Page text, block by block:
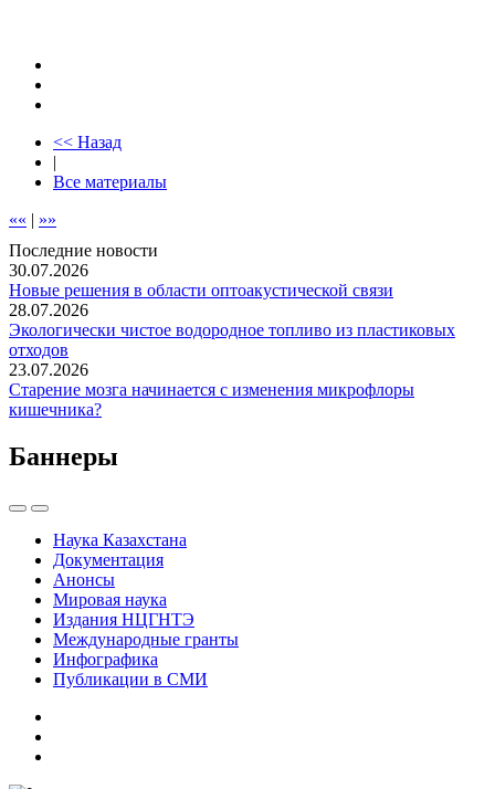
<< Назад
|
Все материалы
«« | »»
Последние новости
30.07.2026
Новые решения в области оптоакустической связи
28.07.2026
Экологически чистое водородное топливо из пластиковых
отходов
23.07.2026
Старение мозга начинается с изменения микрофлоры
кишечника?
Баннеры
Наука Казахстана
Документация
Анонсы
Мировая наука
Издания НЦГНТЭ
Международные гранты
Инфографика
Публикации в СМИ